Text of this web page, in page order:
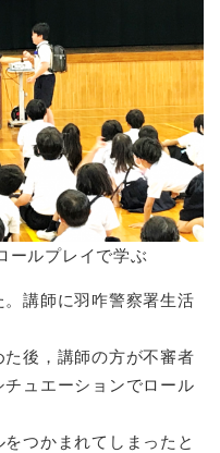
ールプレイで学ぶ
講師に羽咋警察署生活
た後，講師の方が不審者
ュエーションでロール
つかまれてしまったと